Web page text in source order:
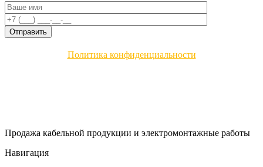
Политика конфиденциальности
Продажа кабельной продукции и электромонтажные работы
Навигация